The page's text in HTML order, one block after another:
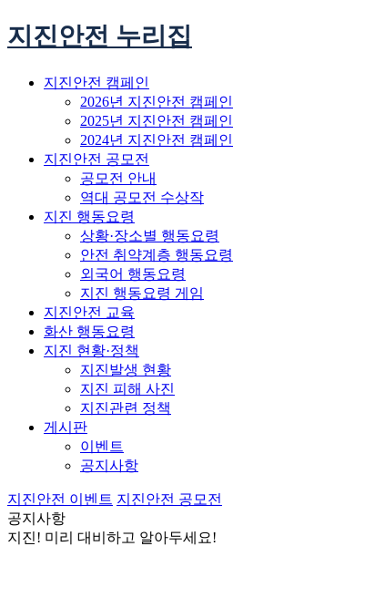
지진안전 누리집
지진안전 캠페인
2026년 지진안전 캠페인
2025년 지진안전 캠페인
2024년 지진안전 캠페인
지진안전 공모전
공모전 안내
역대 공모전 수상작
지진 행동요령
상황·장소별 행동요령
안전 취약계층 행동요령
외국어 행동요령
지진 행동요령 게임
지진안전 교육
화산 행동요령
지진 현황·정책
지진발생 현황
지진 피해 사진
지진관련 정책
게시판
이벤트
공지사항
지진안전 이벤트 지진안전 공모전
공지사항
지진! 미리 대비하고 알아두세요!